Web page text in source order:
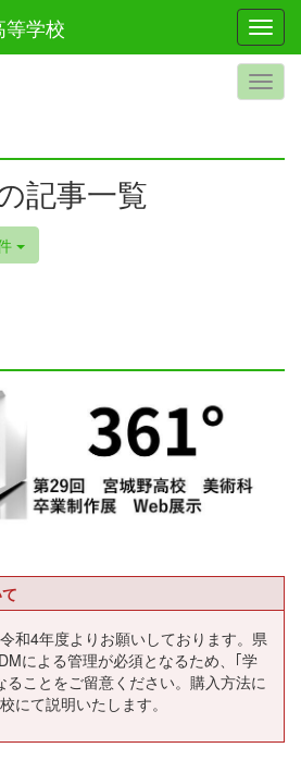
学校
記事一覧
和4年度よりお願いしております。県
による管理が必須となるため、｢学
ることをご留意ください。購入方法に
にて説明いたします。